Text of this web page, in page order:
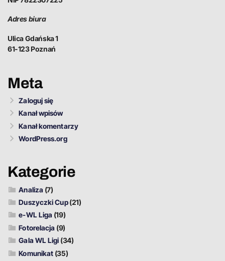
Adres biura
Ulica Gdańska 1
61-123 Poznań
Meta
Zaloguj się
Kanał wpisów
Kanał komentarzy
WordPress.org
Kategorie
Analiza (7)
Duszyczki Cup(21)
e-WL Liga (19)
Fotorelacja (9)
Gala WL Ligi (34)
Komunikat (35)